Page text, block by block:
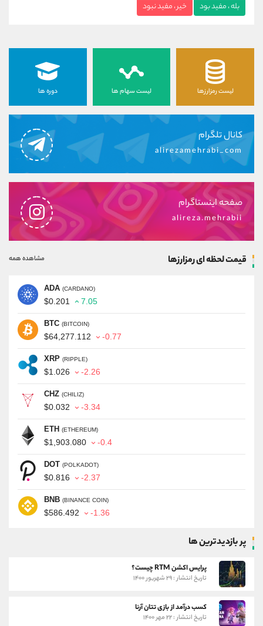
بله ، مفید بود خیر ، مفید نبود
لیست رمزارزها لیست سهام ها دوره ها
کانال تلگرام
alirezamehrabi_com
صفحه اینستاگرام
alireza.mehrabii
قیمت لحظه ای رمزارزها مشاهده همه
ADA (CARDANO)
$0.201 7.05
BTC (BITCOIN)
$64,277.112 -0.77
XRP (RIPPLE)
$1.026 -2.26
CHZ (CHILIZ)
$0.032 -3.34
ETH (ETHEREUM)
$1,903.080 -0.4
DOT (POLKADOT)
$0.816 -2.37
BNB (BINANCE COIN)
$586.492 -1.36
پر بازدیدترین ها
پرایس اکشن RTM چیست؟
تاریخ انتشار : ۲۹ شهریور ۱۴۰۰
کسب درآمد از بازی تتان آرنا
تاریخ انتشار : ۲۲ مهر ۱۴۰۰